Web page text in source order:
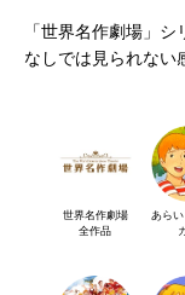
「世界名作劇場」
なしでは見られない
世界名作劇場
全作品
あら